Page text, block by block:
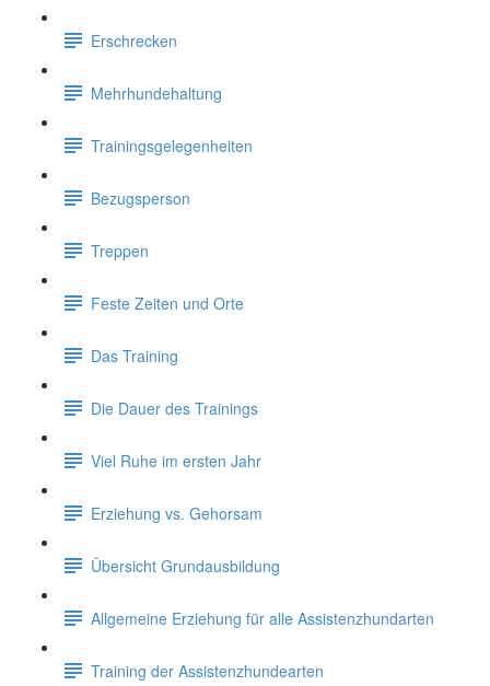
Erschrecken
Mehrhundehaltung
Trainingsgelegenheiten
Bezugsperson
Treppen
Feste Zeiten und Orte
Das Training
Die Dauer des Trainings
Viel Ruhe im ersten Jahr
Erziehung vs. Gehorsam
Übersicht Grundausbildung
Allgemeine Erziehung für alle Assistenzhundarten
Training der Assistenzhundearten